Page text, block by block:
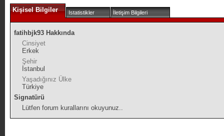
Kişisel Bilgiler Istatistikler İletişim Bilgileri
fatihbjk93 Hakkında
Cinsiyet
Erkek
Şehir
İstanbul
Yaşadığınız Ülke
Türkiye
Signatürü
Lütfen forum kurallarını okuyunuz..